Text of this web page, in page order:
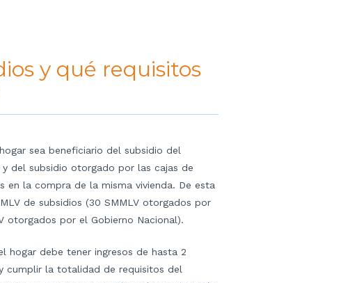
y qué requisitos
sea beneficiario del subsidio del
del subsidio otorgado por las cajas de
la compra de la misma vivienda. De esta
de subsidios (30 SMMLV otorgados por
otorgados por el Gobierno Nacional).
hogar debe tener ingresos de hasta 2
cumplir la totalidad de requisitos del